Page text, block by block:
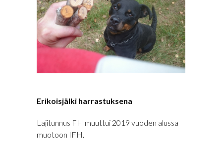
Erikoisjälki harrastuksena
Lajitunnus FH muuttui 2019 vuoden alussa
muotoon IFH.